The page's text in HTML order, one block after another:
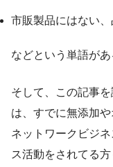
市販製品にはない
などという単語があ
そして、この記事
は、すでに無添加
ネットワークビジ
ス活動をされてる